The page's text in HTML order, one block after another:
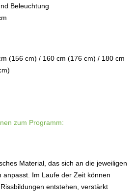
Beleuchtung
(156 cm) / 160 cm (176 cm) / 180 cm
zum Programm:
Material, das sich an die jeweiligen
anpasst. Im Laufe der Zeit können
entstehen, verstärkt